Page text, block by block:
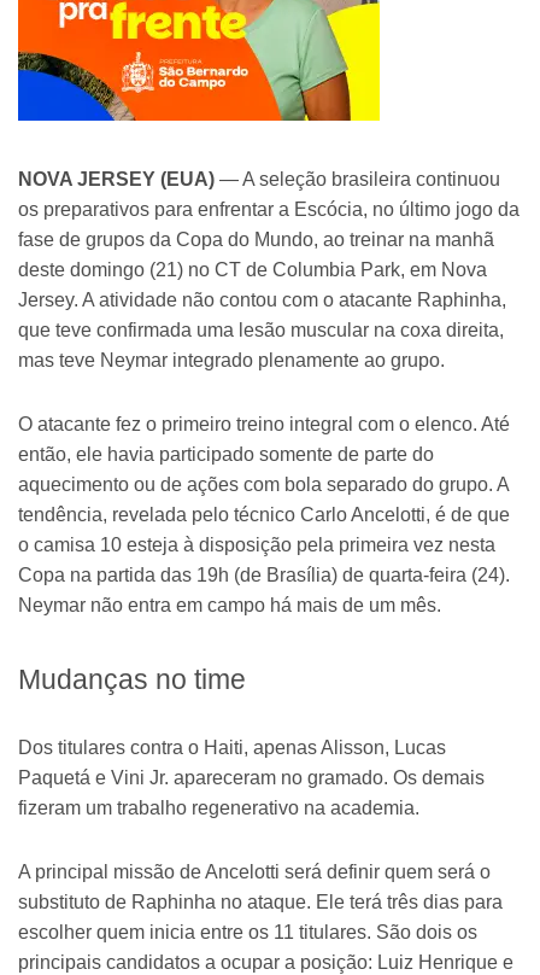
NOVA JERSEY (EUA) — A seleção brasileira continuou
os preparativos para enfrentar a Escócia, no último jogo da
fase de grupos da Copa do Mundo, ao treinar na manhã
deste domingo (21) no CT de Columbia Park, em Nova
Jersey. A atividade não contou com o atacante Raphinha,
que teve confirmada uma lesão muscular na coxa direita,
mas teve Neymar integrado plenamente ao grupo.
O atacante fez o primeiro treino integral com o elenco. Até
então, ele havia participado somente de parte do
aquecimento ou de ações com bola separado do grupo. A
tendência, revelada pelo técnico Carlo Ancelotti, é de que
o camisa 10 esteja à disposição pela primeira vez nesta
Copa na partida das 19h (de Brasília) de quarta-feira (24).
Neymar não entra em campo há mais de um mês.
Mudanças no time
Dos titulares contra o Haiti, apenas Alisson, Lucas
Paquetá e Vini Jr. apareceram no gramado. Os demais
fizeram um trabalho regenerativo na academia.
A principal missão de Ancelotti será definir quem será o
substituto de Raphinha no ataque. Ele terá três dias para
escolher quem inicia entre os 11 titulares. São dois os
principais candidatos a ocupar a posição: Luiz Henrique e